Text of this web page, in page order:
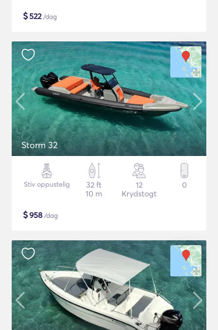
$522/dag
Storm 32
Stiv oppustelig
32 ft
10 m
12
Krydstogt
0
$958 /dag